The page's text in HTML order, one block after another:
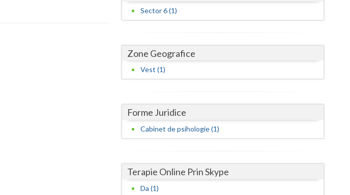
Iasi
Maramures
Sector 6 (1)
Zone Geografice
Vest (1)
Forme Juridice
Cabinet de psihologie (1)
Terapie Online Prin Skype
Da (1)